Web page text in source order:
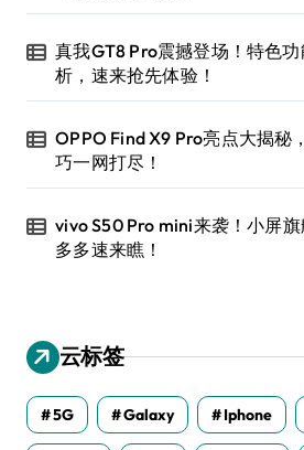
真我GT8 Pro震撼登场！特色
析，速来抢先体验！
OPPO Find X9 Pro亮点大揭秘
巧一网打尽！
vivo S50 Pro mini来袭！小屏
多多速来瞧！
云标签
5G Galaxy Iphone